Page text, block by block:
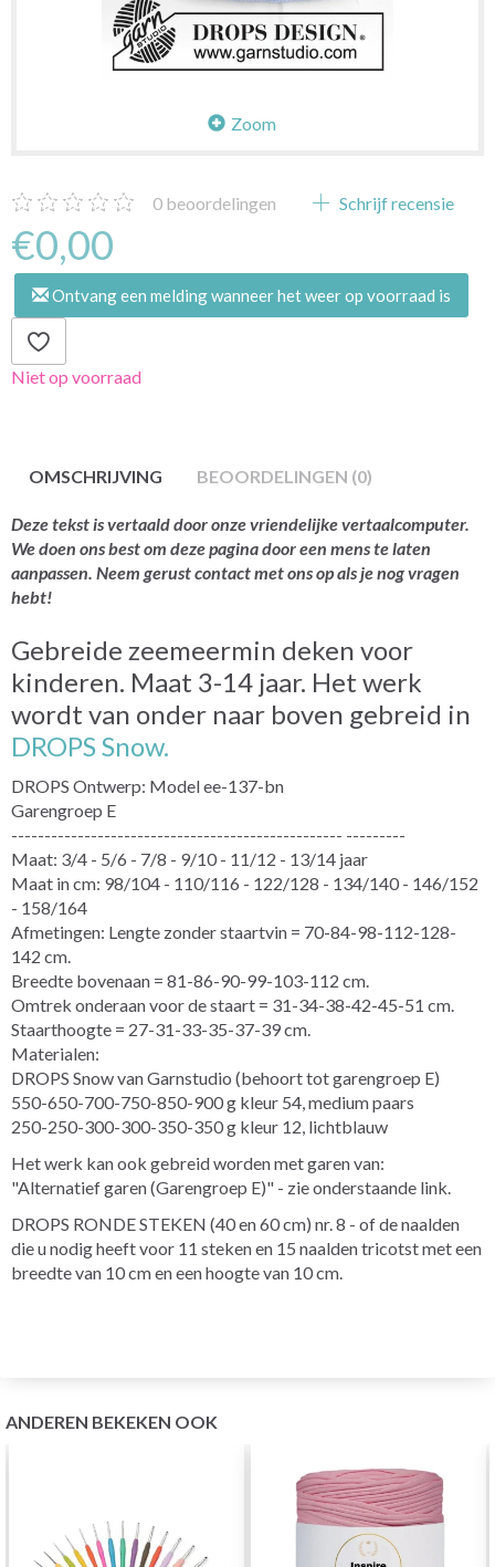
Zoom
0 beoordelingen Schrijf recensie
€0,00
Ontvang een melding wanneer het weer op voorraad is
Niet op voorraad
OMSCHRIJVING BEOORDELINGEN (0)
Deze tekst is vertaald door onze vriendelijke vertaalcomputer.
We doen ons best om deze pagina door een mens te laten
aanpassen. Neem gerust contact met ons op als je nog vragen
hebt!
Gebreide zeemeermin deken voor
kinderen. Maat 3-14 jaar. Het werk
wordt van onder naar boven gebreid in
DROPS Snow.
DROPS Ontwerp: Model ee-137-bn
Garengroep E
-------------------------------------------------- ---------
Maat: 3/4 - 5/6 - 7/8 - 9/10 - 11/12 - 13/14 jaar
Maat in cm: 98/104 - 110/116 - 122/128 - 134/140 - 146/152
- 158/164
Afmetingen: Lengte zonder staartvin = 70-84-98-112-128-
142 cm.
Breedte bovenaan = 81-86-90-99-103-112 cm.
Omtrek onderaan voor de staart = 31-34-38-42-45-51 cm.
Staarthoogte = 27-31-33-35-37-39 cm.
Materialen:
DROPS Snow van Garnstudio (behoort tot garengroep E)
550-650-700-750-850-900 g kleur 54, medium paars
250-250-300-300-350-350 g kleur 12, lichtblauw
Het werk kan ook gebreid worden met garen van:
"Alternatief garen (Garengroep E)" - zie onderstaande link.
DROPS RONDE STEKEN (40 en 60 cm) nr. 8 - of de naalden
die u nodig heeft voor 11 steken en 15 naalden tricotst met een
breedte van 10 cm en een hoogte van 10 cm.
ANDEREN BEKEKEN OOK